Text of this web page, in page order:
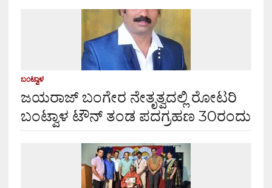
ಬಂಟ್ವಾಳ
ಜಯರಾಜ್ ಬಂಗೇರ ನೇತೃತ್ವದಲ್ಲಿ ರೋಟರಿ
ಬಂಟ್ವಾಳ ಟೌನ್ ತಂಡ ಪದಗ್ರಹಣ 30ರಂದು